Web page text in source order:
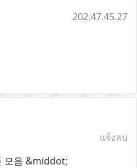
202.47.45.27
แจ้งลบ
모음 &middot;